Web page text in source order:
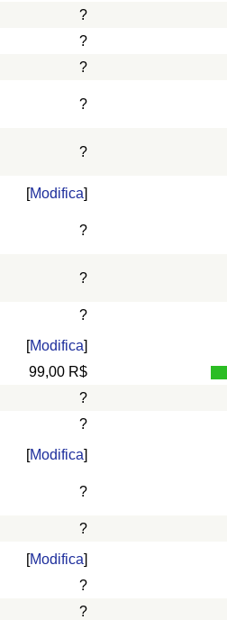
?
?
?
?
?
[Modifica]
?
?
?
[Modifica]
99,00 R$
?
?
[Modifica]
?
?
[Modifica]
?
?